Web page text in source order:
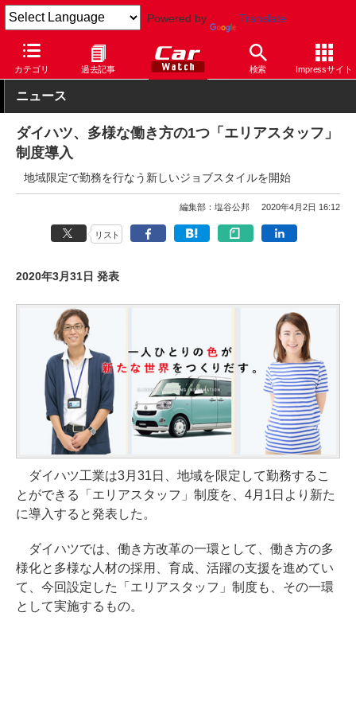
Powered by Translate
カテゴリ 過去記事 検索 Impressサイト
Car Watch 自動車 ダイハツ その他
ニュース
ダイハツ、多様な働き方の1つ「エリアスタッフ」
制度導入
地域限定で勤務を行なう新しいジョブスタイルを開始
編集部：塩谷公邦 2020年4月2日 16:12
リスト
2020年3月31日 発表
ダイハツ工業は3月31日、地域を限定して勤務するこ
とができる「エリアスタッフ」制度を、4月1日より新た
に導入すると発表した。
ダイハツでは、働き方改革の一環として、働き方の多
様化と多様な人材の採用、育成、活躍の支援を進めてい
て、今回設定した「エリアスタッフ」制度も、その一環
として実施するもの。